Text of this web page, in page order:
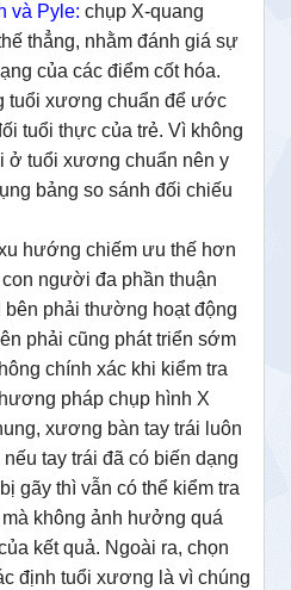
và Pyle: chụp X-quang
thẳng, nhằm đánh giá sự
của các điểm cốt hóa.
tuổi xương chuẩn để ước
tuổi thực của trẻ. Vì không
ở tuổi xương chuẩn nên y
bảng so sánh đối chiếu
hướng chiếm ưu thế hơn
người đa phần thuận
phải thường hoạt động
phải cũng phát triển sớm
chính xác khi kiểm tra
pháp chụp hình X
xương bàn tay trái luôn
tay trái đã có biến dạng
gãy thì vẫn có thể kiểm tra
không ảnh hưởng quá
kết quả. Ngoài ra, chọn
định tuổi xương là vì chúng